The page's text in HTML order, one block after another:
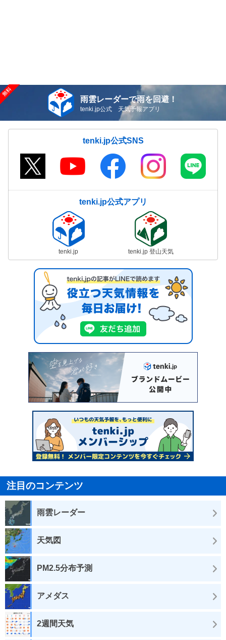
雨雲レーダーで雨を回避！
tenki.jp公式 天気予報アプリ
tenki.jp公式SNS
tenki.jp公式アプリ
tenki.jp tenki.jp 登山天気
注目のコンテンツ
雨雲レーダー
天気図
PM2.5分布予測
アメダス
2週間天気